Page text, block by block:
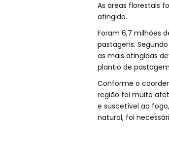
As áreas florestais
atingido.
Foram 6,7 milhões
pastagens.
as mais atingidas
plantio de
Conforme o
região foi muito
e suscetível ao
natural, foi